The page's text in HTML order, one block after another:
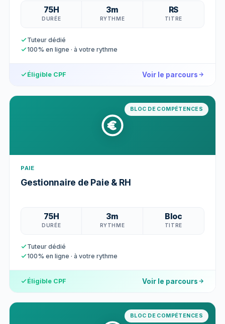
75H
DURÉE
3m
RYTHME
RS
TITRE
Tuteur dédié
100% en ligne · à votre rythme
Éligible CPF Voir le parcours
BLOC DE COMPÉTENCES
PAIE
Gestionnaire de Paie & RH
75H
DURÉE
3m
RYTHME
Bloc
TITRE
Tuteur dédié
100% en ligne · à votre rythme
Éligible CPF Voir le parcours
BLOC DE COMPÉTENCES